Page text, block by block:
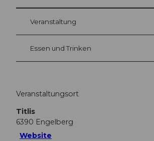
Veranstaltung
Essen und Trinken
Veranstaltungsort
Titlis
6390 Engelberg
Website